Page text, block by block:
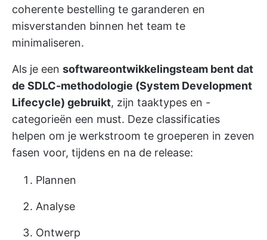
coherente bestelling te garanderen en
misverstanden binnen het team te
minimaliseren.
Als je een softwareontwikkelingsteam bent dat
de SDLC-methodologie (System Development
Lifecycle) gebruikt, zijn taaktypes en -
categorieën een must. Deze classificaties
helpen om je werkstroom te groeperen in zeven
fasen voor, tijdens en na de release:
Plannen
Analyse
Ontwerp